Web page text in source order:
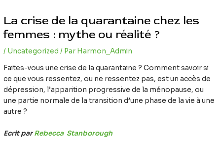
La crise de la quarantaine chez les
femmes : mythe ou réalité ?
/ Uncategorized / Par Harmon_Admin
Faites-vous une crise de la quarantaine ? Comment savoir si
ce que vous ressentez, ou ne ressentez pas, est un accès de
dépression, l’apparition progressive de la ménopause, ou
une partie normale de la transition d’une phase de la vie à une
autre ?
Ecrit parRebecca Stanborough